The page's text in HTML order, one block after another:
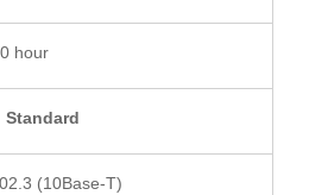
hour
Standard
(10Base-T)